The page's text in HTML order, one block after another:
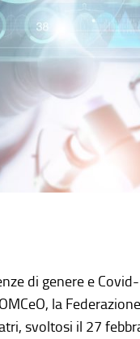
di genere e
la
svoltosi il 27